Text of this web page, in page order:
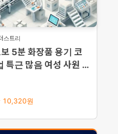
스트리
5분 화장품 용기 코
특근 많음 여성 사원 모
10,320원